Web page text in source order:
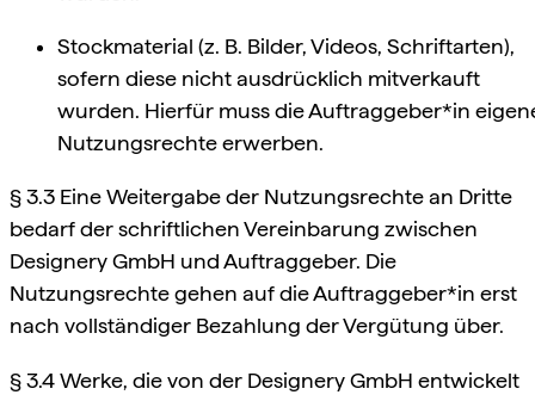
Stockmaterial (z. B. Bilder, Videos, Schriftarten),
sofern diese nicht ausdrücklich mitverkauft
wurden. Hierfür muss die Auftraggeber*in
Nutzungsrechte erwerben.
§ 3.3 Eine Weitergabe der Nutzungsrechte an Dritte
bedarf der schriftlichen Vereinbarung zwischen
Designery GmbH und Auftraggeber. Die
Nutzungsrechte gehen auf die Auftraggeber*in erst
nach vollständiger Bezahlung der Vergütung über.
§ 3.4 Werke, die von der Designery GmbH entwickelt